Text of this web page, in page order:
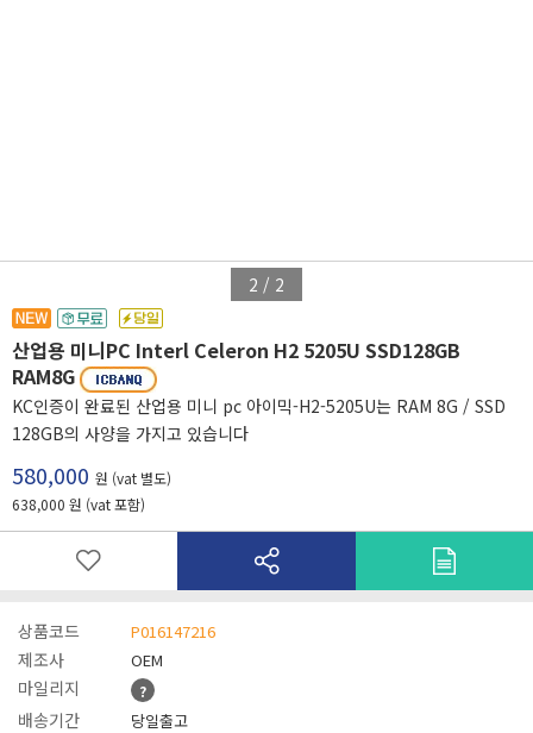
2 / 2
산업용 미니PC Interl Celeron H2 5205U SSD128GB
RAM8G
KC인증이 완료된 산업용 미니 pc 아이믹-H2-5205U는 RAM 8G / SSD
128GB의 사양을 가지고 있습니다
580,000 원 (vat 별도)
638,000 원 (vat 포함)
상품코드 P016147216
제조사 OEM
마일리지 ?
배송기간 당일출고